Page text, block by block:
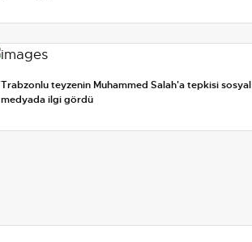
Trabzonlu teyzenin Muhammed Salah'a tepkisi sosyal
medyada ilgi gördü